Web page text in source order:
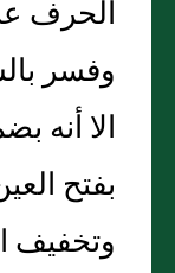
الحرف
وفسر
الا أنه
بفتح
وتخفيف